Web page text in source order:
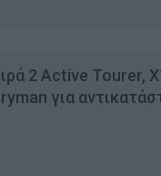
2 Active Tourer,
για